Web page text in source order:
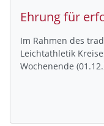
Im Rahmen des
Leichtathletik
Wochenende